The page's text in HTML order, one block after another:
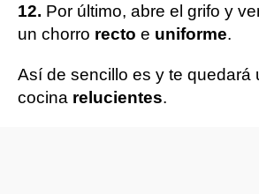
12. Por último, abre el grifo y
un chorro recto e uniforme.
Así de sencillo es y te quedará
cocina relucientes.